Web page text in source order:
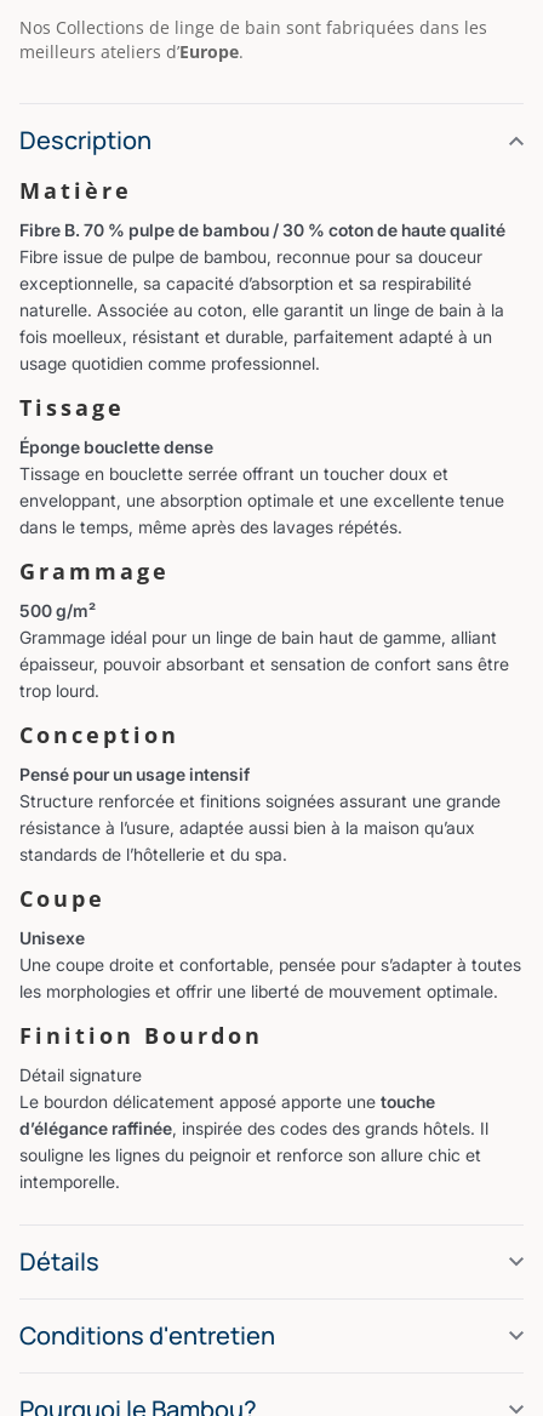
Nos Collections de linge de bain sont fabriquées dans les
meilleurs ateliers d’Europe.
Description
Matière
Fibre B. 70 % pulpe de bambou / 30 % coton de haute qualité
Fibre issue de pulpe de bambou, reconnue pour sa douceur
exceptionnelle, sa capacité d’absorption et sa respirabilité
naturelle. Associée au coton, elle garantit un linge de bain à la
fois moelleux, résistant et durable, parfaitement adapté à un
usage quotidien comme professionnel.
Tissage
Éponge bouclette dense
Tissage en bouclette serrée offrant un toucher doux et
enveloppant, une absorption optimale et une excellente tenue
dans le temps, même après des lavages répétés.
Grammage
500 g/m²
Grammage idéal pour un linge de bain haut de gamme, alliant
épaisseur, pouvoir absorbant et sensation de confort sans être
trop lourd.
Conception
Pensé pour un usage intensif
Structure renforcée et finitions soignées assurant une grande
résistance à l’usure, adaptée aussi bien à la maison qu’aux
standards de l’hôtellerie et du spa.
Coupe
Unisexe
Une coupe droite et confortable, pensée pour s’adapter à toutes
les morphologies et offrir une liberté de mouvement optimale.
Finition Bourdon
Détail signature
Le bourdon délicatement apposé apporte une touche
d’élégance raffinée, inspirée des codes des grands hôtels. Il
souligne les lignes du peignoir et renforce son allure chic et
intemporelle.
Détails
Conditions d'entretien